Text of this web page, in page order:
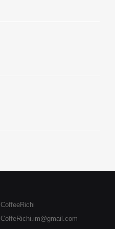
CoffeeRichi
CoffeRichi.im@gmail.com